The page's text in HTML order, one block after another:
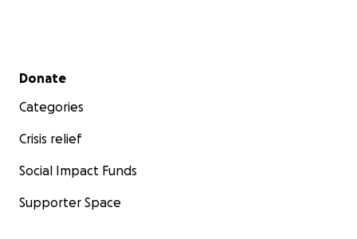
Secondary menu
Donate
Categories
Crisis relief
Social Impact Funds
Supporter Space